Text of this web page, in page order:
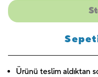
Ürünü teslim aldıktan